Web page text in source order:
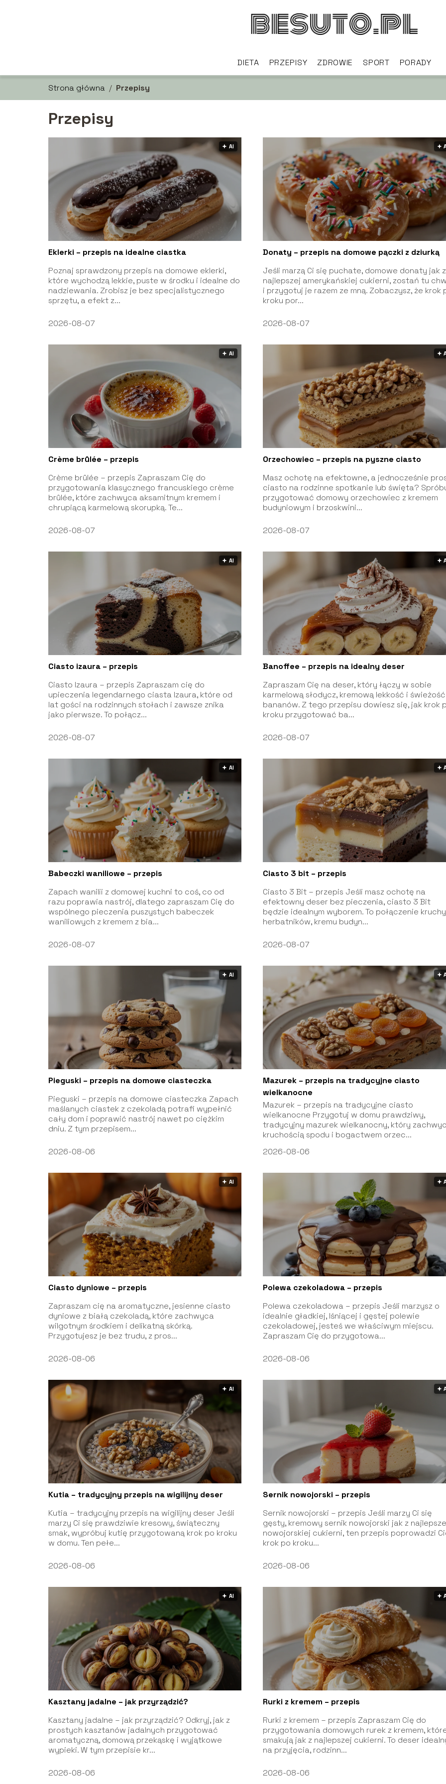
DIETA PRZEPISY ZDROWIE SPORT PORADY
Strona główna / Przepisy
Przepisy
🟅 AI
Eklerki – przepis na idealne ciastka
Poznaj sprawdzony przepis na domowe eklerki,
które wychodzą lekkie, puste w środku i idealne do
nadziewania. Zrobisz je bez specjalistycznego
sprzętu, a efekt z...
2026-08-07
🟅
Donaty – przepis na domowe pączki z dziurką
Jeśli marzą Ci się puchate, domowe donaty jak z
najlepszej amerykańskiej cukierni, zostań tu
i przygotuj je razem ze mną. Zobaczysz, że krok
kroku por...
2026-08-07
🟅 AI
Crème brûlée – przepis
Crème brûlée – przepis Zapraszam Cię do
przygotowania klasycznego francuskiego crème
brûlée, które zachwyca aksamitnym kremem i
chrupiącą karmelową skorupką. Te...
2026-08-07
🟅
Orzechowiec – przepis na pyszne ciasto
Masz ochotę na efektowne, a jednocześnie
ciasto na rodzinne spotkanie lub święta?
przygotować domowy orzechowiec z kremem
budyniowym i brzoskwini...
2026-08-07
🟅 AI
Ciasto izaura – przepis
Ciasto Izaura – przepis Zapraszam cię do
upieczenia legendarnego ciasta Izaura, które od
lat gości na rodzinnych stołach i zawsze znika
jako pierwsze. To połącz...
2026-08-07
🟅
Banoffee – przepis na idealny deser
Zapraszam Cię na deser, który łączy w sobie
karmelową słodycz, kremową lekkość i świeżość
bananów. Z tego przepisu dowiesz się, jak krok
kroku przygotować ba...
2026-08-07
🟅 AI
Babeczki waniliowe – przepis
Zapach wanilii z domowej kuchni to coś, co od
razu poprawia nastrój, dlatego zapraszam Cię do
wspólnego pieczenia puszystych babeczek
waniliowych z kremem z bia...
2026-08-07
🟅
Ciasto 3 bit – przepis
Ciasto 3 Bit – przepis Jeśli masz ochotę na
efektowny deser bez pieczenia, ciasto 3 Bit
będzie idealnym wyborem. To połączenie
herbatników, kremu budyn...
2026-08-07
🟅 AI
Pieguski – przepis na domowe ciasteczka
Pieguski – przepis na domowe ciasteczka Zapach
maślanych ciastek z czekoladą potrafi wypełnić
cały dom i poprawić nastrój nawet po ciężkim
dniu. Z tym przepisem...
2026-08-06
🟅
Mazurek – przepis na tradycyjne ciasto
wielkanocne
Mazurek – przepis na tradycyjne ciasto
wielkanocne Przygotuj w domu prawdziwy,
tradycyjny mazurek wielkanocny, który
kruchością spodu i bogactwem orzec...
2026-08-06
🟅 AI
Ciasto dyniowe – przepis
Zapraszam cię na aromatyczne, jesienne ciasto
dyniowe z białą czekoladą, które zachwyca
wilgotnym środkiem i delikatną skórką.
Przygotujesz je bez trudu, z pros...
2026-08-06
🟅
Polewa czekoladowa – przepis
Polewa czekoladowa – przepis Jeśli marzysz o
idealnie gładkiej, lśniącej i gęstej polewie
czekoladowej, jesteś we właściwym miejscu.
Zapraszam Cię do przygotowa...
2026-08-06
🟅 AI
Kutia – tradycyjny przepis na wigilijny deser
Kutia – tradycyjny przepis na wigilijny deser Jeśli
marzy Ci się prawdziwie kresowy, świąteczny
smak, wypróbuj kutię przygotowaną krok po kroku
w domu. Ten pełe...
2026-08-06
🟅
Sernik nowojorski – przepis
Sernik nowojorski – przepis Jeśli marzy Ci się
gęsty, kremowy sernik nowojorski jak z
nowojorskiej cukierni, ten przepis poprowadzi
krok po kroku...
2026-08-06
🟅 AI
Kasztany jadalne – jak przyrządzić?
Kasztany jadalne – jak przyrządzić? Odkryj, jak z
prostych kasztanów jadalnych przygotować
aromatyczną, domową przekąskę i wyjątkowe
wypieki. W tym przepisie kr...
2026-08-06
🟅
Rurki z kremem – przepis
Rurki z kremem – przepis Zapraszam Cię do
przygotowania domowych rurek z kremem,
smakują jak z najlepszej cukierni. To deser
na przyjęcia, rodzinn...
2026-08-06